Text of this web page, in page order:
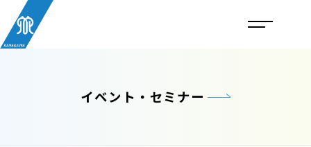
イベント・セミナー